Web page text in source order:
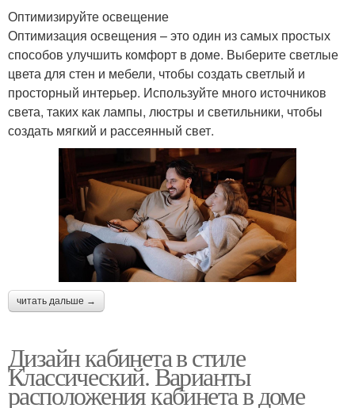
Оптимизируйте освещение
Оптимизация освещения – это один из самых простых
способов улучшить комфорт в доме. Выберите светлые
цвета для стен и мебели, чтобы создать светлый и
просторный интерьер. Используйте много источников
света, таких как лампы, люстры и светильники, чтобы
создать мягкий и рассеянный свет.
читать дальше →
Дизайн кабинета в стиле
Классический. Варианты
расположения кабинета в доме